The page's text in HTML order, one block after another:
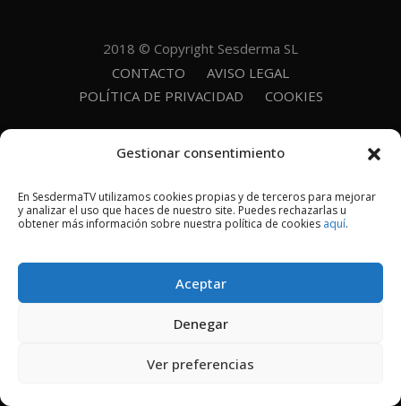
Gestionar consentimiento
En SesdermaTV utilizamos cookies propias y de terceros para mejorar
y analizar el uso que haces de nuestro site. Puedes rechazarlas u
obtener más información sobre nuestra política de cookies aquí.
Aceptar
Denegar
Ver preferencias
2018 © Copyright Sesderma SL
CONTACTO
AVISO LEGAL
POLÍTICA DE PRIVACIDAD
COOKIES